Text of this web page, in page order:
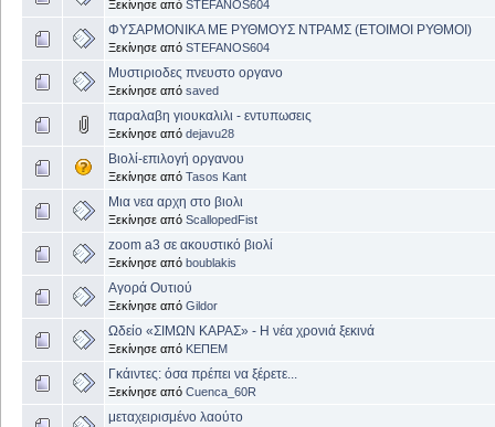
Ξεκίνησε από STEFANOS604
ΦΥΣΑΡΜΟΝΙΚΑ ΜΕ ΡΥΘΜΟΥΣ ΝΤΡΑΜΣ (ΕΤΟΙΜΟΙ ΡΥΘΜΟΙ)
Ξεκίνησε από STEFANOS604
Μυστιριοδες πνευστο οργανο
Ξεκίνησε από saved
παραλαβη γιουκαλιλι - εντυπωσεις
Ξεκίνησε από dejavu28
Βιολί-επιλογή οργανου
Ξεκίνησε από Tasos Kant
Μια νεα αρχη στο βιολι
Ξεκίνησε από ScallopedFist
zoom a3 σε ακουστικό βιολί
Ξεκίνησε από boublakis
Αγορά Ουτιού
Ξεκίνησε από Gildor
Ωδείο «ΣΙΜΩΝ ΚΑΡΑΣ» - Η νέα χρονιά ξεκινά
Ξεκίνησε από ΚΕΠΕΜ
Γκάιντες: όσα πρέπει να ξέρετε...
Ξεκίνησε από Cuenca_60R
μεταχειρισμένο λαούτο